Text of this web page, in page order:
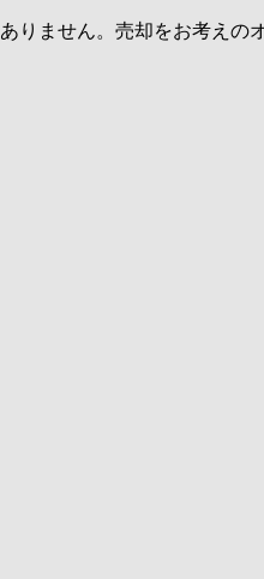
りません。売却をお考えの